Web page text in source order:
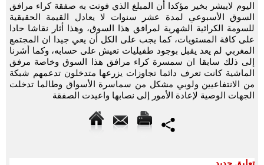
اليوم لايبشر بخير مؤكدا أن المبلغ الذي فوتت به صفقة كراء مرافق
السوق الأسبوعي لمدة عشر سنوات لا يعادل القيمة الحقيقية
للسومة الكرائية الشهرية لمرافق هذا السوق، وهذا أثار نقاشا حادا
على كافة المستويات، كما يجب على الكل أن يعي جيدا ان المجتمع
المغربي لم يعد يقبل بوجود طفيليات تعيش على حسابه، وكما أشرنا
إلى ذلك سابقا ان سمسرة كراء مرافق هذا السوق وخاصة مرفق
الماشية كانت تعرف دائما تجاوزات يزرعها متدخلون تدعمهم شبكة
من الانتفاعيين ولوبي مشكل من سماسرة الأسواق وطالما تدخلت
الجهات الوصية لإعادة الأمور إلى نصابها واعيدت الصفقة
تعليق جديد